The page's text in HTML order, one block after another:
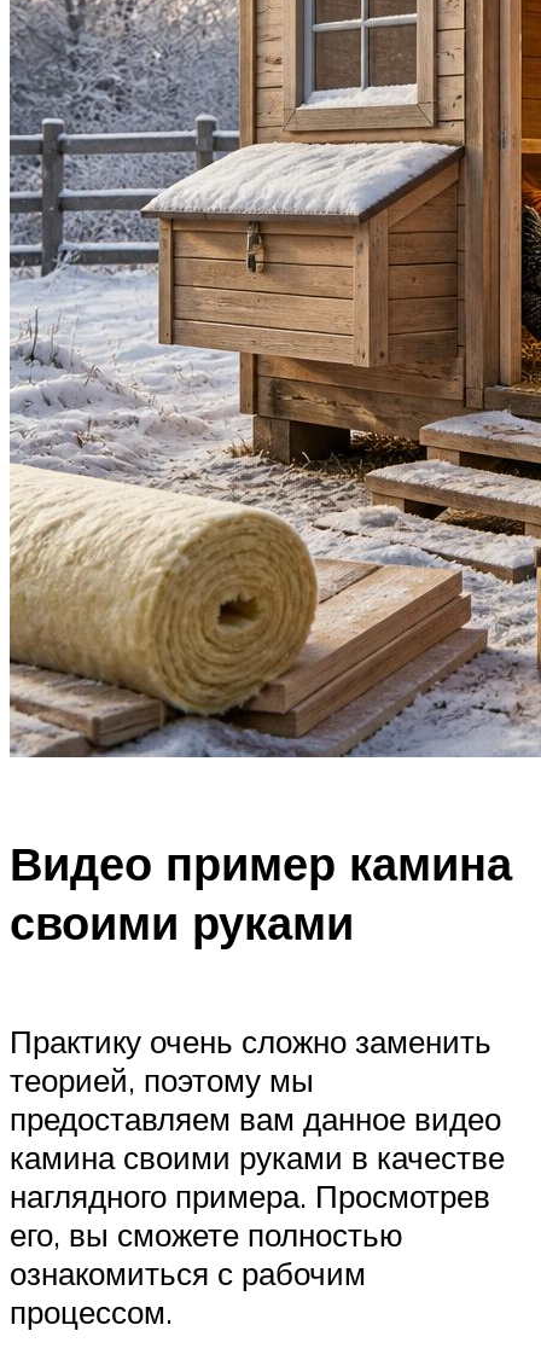
Видео пример камина
своими руками
Практику очень сложно заменить
теорией, поэтому мы
предоставляем вам данное видео
камина своими руками в качестве
наглядного примера. Просмотрев
его, вы сможете полностью
ознакомиться с рабочим
процессом.